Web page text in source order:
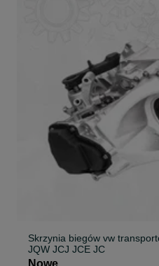
Skrzynia biegów vw
JQW JCJ JCE JC